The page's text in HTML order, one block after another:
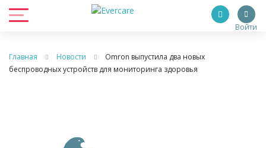
Войти
Главная Новости
Omron выпустила два новых
беспроводных устройств для мониторинга здоровья